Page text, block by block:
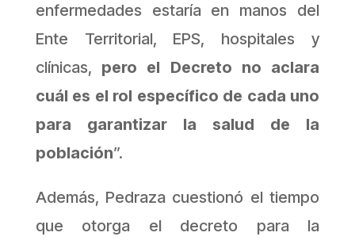
enfermedades estaría en manos del
Ente Territorial, EPS, hospitales y
clínicas, pero el Decreto no aclara
cuál es el rol específico de cada uno
para garantizar la salud de la
población”.
Además, Pedraza cuestionó el tiempo
que otorga el decreto para la